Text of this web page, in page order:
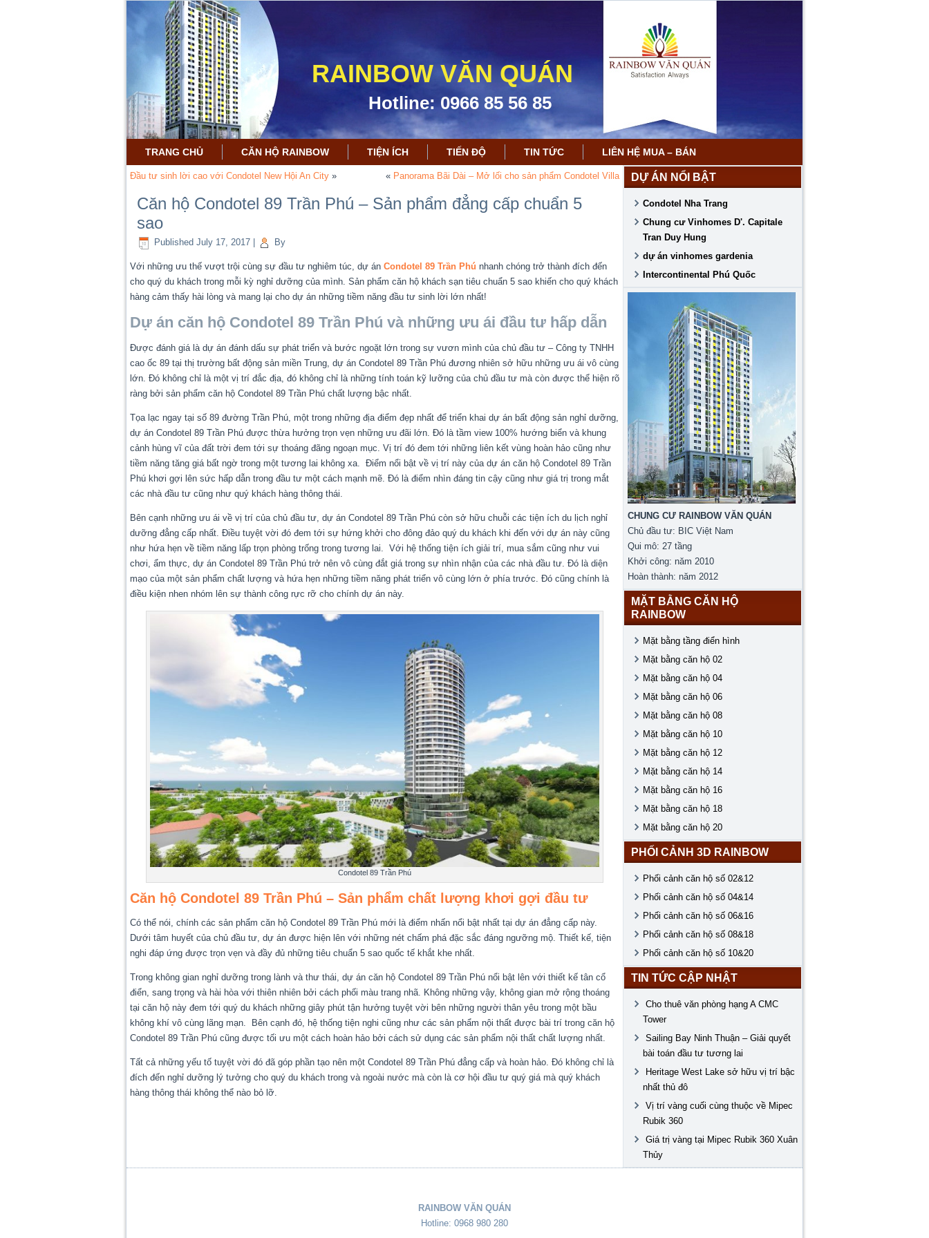
RAINBOW VĂN QUÁN
Hotline: 0966 85 56 85
TRANG CHỦ CĂN HỘ RAINBOW TIỆN ÍCH TIẾN ĐỘ TIN TỨC LIÊN HỆ MUA – BÁN
Đầu tư sinh lời cao với Condotel New Hội An City » « Panorama Bãi Dài – Mở lối cho sản phẩm Condotel Villa
Căn hộ Condotel 89 Trần Phú – Sản phẩm đẳng cấp chuẩn 5
sao
Published July 17, 2017 By
Với những ưu thế vượt trội cùng sự đầu tư nghiêm túc, dự án Condotel 89 Trần Phú nhanh chóng trở thành đích đến
cho quý du khách trong mỗi kỳ nghỉ dưỡng của mình. Sản phẩm căn hộ khách sạn tiêu chuẩn 5 sao khiến cho quý khách
hàng cảm thấy hài lòng và mang lại cho dự án những tiềm năng đầu tư sinh lời lớn nhất!
Dự án căn hộ Condotel 89 Trần Phú và những ưu ái đầu tư hấp dẫn
Được đánh giá là dự án đánh dấu sự phát triển và bước ngoặt lớn trong sự vươn mình của chủ đầu tư – Công ty TNHH
cao ốc 89 tại thị trường bất động sản miền Trung, dự án Condotel 89 Trần Phú đương nhiên sở hữu những ưu ái vô cùng
lớn. Đó không chỉ là một vị trí đắc địa, đó không chỉ là những tính toán kỹ lưỡng của chủ đầu tư mà còn được thể hiện rõ
ràng bởi sản phẩm căn hộ Condotel 89 Trần Phú chất lượng bậc nhất.
Tọa lạc ngay tại số 89 đường Trần Phú, một trong những địa điểm đẹp nhất để triển khai dự án bất động sản nghỉ dưỡng,
dự án Condotel 89 Trần Phú được thừa hưởng trọn vẹn những ưu đãi lớn. Đó là tầm view 100% hướng biển và khung
cảnh hùng vĩ của đất trời đem tới sự thoáng đãng ngoạn mục. Vị trí đó đem tới những liên kết vùng hoàn hảo cũng như
tiềm năng tăng giá bất ngờ trong một tương lai không xa. Điểm nổi bật về vị trí này của dự án căn hộ Condotel 89 Trần
Phú khơi gợi lên sức hấp dẫn trong đầu tư một cách mạnh mẽ. Đó là điểm nhìn đáng tin cậy cũng như giá trị trong mắt
các nhà đầu tư cũng như quý khách hàng thông thái.
Bên cạnh những ưu ái về vị trí của chủ đầu tư, dự án Condotel 89 Trần Phú còn sở hữu chuỗi các tiện ích du lịch nghỉ
dưỡng đẳng cấp nhất. Điều tuyệt vời đó đem tới sự hứng khởi cho đông đảo quý du khách khi đến với dự án này cũng
như hứa hẹn về tiềm năng lấp trọn phòng trống trong tương lai. Với hệ thống tiện ích giải trí, mua sắm cũng như vui
chơi, ẩm thực, dự án Condotel 89 Trần Phú trở nên vô cùng đắt giá trong sự nhìn nhận của các nhà đầu tư. Đó là diện
mạo của một sản phẩm chất lượng và hứa hẹn những tiềm năng phát triển vô cùng lớn ở phía trước. Đó cũng chính là
điều kiện nhen nhóm lên sự thành công rực rỡ cho chính dự án này.
Condotel 89 Trần Phú
Căn hộ Condotel 89 Trần Phú – Sản phẩm chất lượng khơi gợi đầu tư
Có thể nói, chính các sản phẩm căn hộ Condotel 89 Trần Phú mới là điểm nhấn nổi bật nhất tại dự án đẳng cấp này.
Dưới tâm huyết của chủ đầu tư, dự án được hiện lên với những nét chấm phá đặc sắc đáng ngưỡng mộ. Thiết kế, tiện
nghi đáp ứng được trọn vẹn và đầy đủ những tiêu chuẩn 5 sao quốc tế khắt khe nhất.
Trong không gian nghỉ dưỡng trong lành và thư thái, dự án căn hộ Condotel 89 Trần Phú nổi bật lên với thiết kế tân cổ
điển, sang trọng và hài hòa với thiên nhiên bởi cách phối màu trang nhã. Không những vậy, không gian mở rộng thoáng
tại căn hộ này đem tới quý du khách những giây phút tận hưởng tuyệt vời bên những người thân yêu trong một bầu
không khí vô cùng lãng mạn. Bên cạnh đó, hệ thống tiện nghi cũng như các sản phẩm nội thất được bài trí trong căn hộ
Condotel 89 Trần Phú cũng được tối ưu một cách hoàn hảo bởi cách sử dụng các sản phẩm nội thất chất lượng nhất.
Tất cả những yếu tố tuyệt vời đó đã góp phần tạo nên một Condotel 89 Trần Phú đẳng cấp và hoàn hảo. Đó không chỉ là
đích đến nghỉ dưỡng lý tưởng cho quý du khách trong và ngoài nước mà còn là cơ hội đầu tư quý giá mà quý khách
hàng thông thái không thể nào bỏ lỡ.
DỰ ÁN NỔI BẬT
Condotel Nha Trang
Chung cư Vinhomes D'. Capitale
Tran Duy Hung
dự án vinhomes gardenia
Intercontinental Phú Quốc
CHUNG CƯ RAINBOW VĂN QUÁN
Chủ đầu tư: BIC Việt Nam
Qui mô: 27 tầng
Khởi công: năm 2010
Hoàn thành: năm 2012
MẶT BẰNG CĂN HỘ
RAINBOW
Mặt bằng tầng điển hình
Mặt bằng căn hộ 02
Mặt bằng căn hộ 04
Mặt bằng căn hộ 06
Mặt bằng căn hộ 08
Mặt bằng căn hộ 10
Mặt bằng căn hộ 12
Mặt bằng căn hộ 14
Mặt bằng căn hộ 16
Mặt bằng căn hộ 18
Mặt bằng căn hộ 20
PHỐI CẢNH 3D RAINBOW
Phối cảnh căn hộ số 02&12
Phối cảnh căn hộ số 04&14
Phối cảnh căn hộ số 06&16
Phối cảnh căn hộ số 08&18
Phối cảnh căn hộ số 10&20
TIN TỨC CẬP NHẬT
Cho thuê văn phòng hạng A CMC
Tower
Sailing Bay Ninh Thuận – Giải quyết
bài toán đầu tư tương lai
Heritage West Lake sở hữu vị trí bậc
nhất thủ đô
Vị trí vàng cuối cùng thuộc về Mipec
Rubik 360
Giá trị vàng tại Mipec Rubik 360 Xuân
Thủy
RAINBOW VĂN QUÁN
Hotline: 0968 980 280